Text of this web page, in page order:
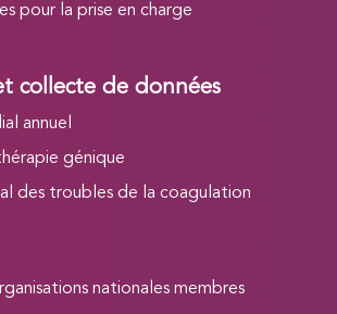
pour la prise en charge
collecte de données
annuel
génique
des troubles de la coagulation
nationales membres